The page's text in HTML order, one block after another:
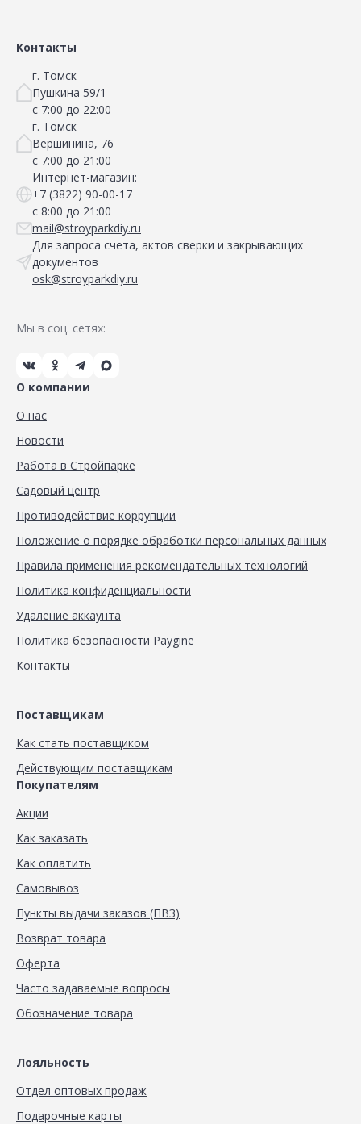
Контакты
г. Томск
Пушкина 59/1
с 7:00 до 22:00
г. Томск
Вершинина, 76
с 7:00 до 21:00
Интернет-магазин:
+7 (3822) 90-00-17
с 8:00 до 21:00
mail@stroyparkdiy.ru
Для запроса счета, актов сверки и закрывающих
документов
osk@stroyparkdiy.ru
Мы в соц. сетях:
О компании
О нас
Новости
Работа в Стройпарке
Садовый центр
Противодействие коррупции
Положение о порядке обработки персональных данных
Правила применения рекомендательных технологий
Политика конфиденциальности
Удаление аккаунта
Политика безопасности Paygine
Контакты
Поставщикам
Как стать поставщиком
Действующим поставщикам
Покупателям
Акции
Как заказать
Как оплатить
Самовывоз
Пункты выдачи заказов (ПВЗ)
Возврат товара
Оферта
Часто задаваемые вопросы
Обозначение товара
Лояльность
Отдел оптовых продаж
Подарочные карты